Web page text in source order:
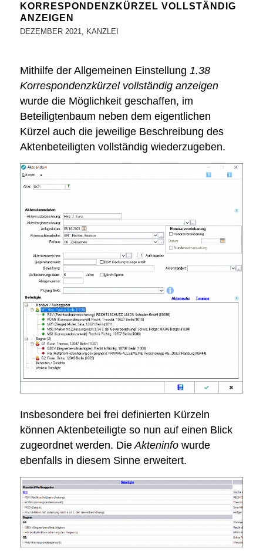
KORRESPONDENZKÜRZEL VOLLSTÄNDIG
ANZEIGEN
DEZEMBER 2021 KANZLEI
Mithilfe der Allgemeinen Einstellung 1.38
Korrespondenzkürzel vollständig anzeigen
wurde die Möglichkeit geschaffen, im
Beteiligtenbaum neben dem eigentlichen
Kürzel auch die jeweilige Beschreibung des
Aktenbeteiligten vollständig wiederzugeben.
Insbesondere bei frei definierten Kürzeln
können Aktenbeteiligte so nun auf einen Blick
zugeordnet werden. DieAkteninfowurde
ebenfalls in diesem Sinne erweitert.